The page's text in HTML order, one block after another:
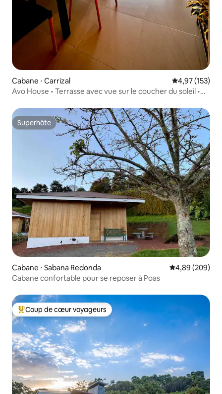
Cabane ⋅ Carrizal Évaluation
4,97 (153)
Avo House • Terrasse avec vue sur le coucher du soleil •
Superhôte
Superhôte
Cabane ⋅ Sabana Redonda Évaluation
4,89 (209)
Cabane confortable pour se reposer à Poas
Coups de cœur voyageurs les plus appréciés
Coup de cœur voyageurs